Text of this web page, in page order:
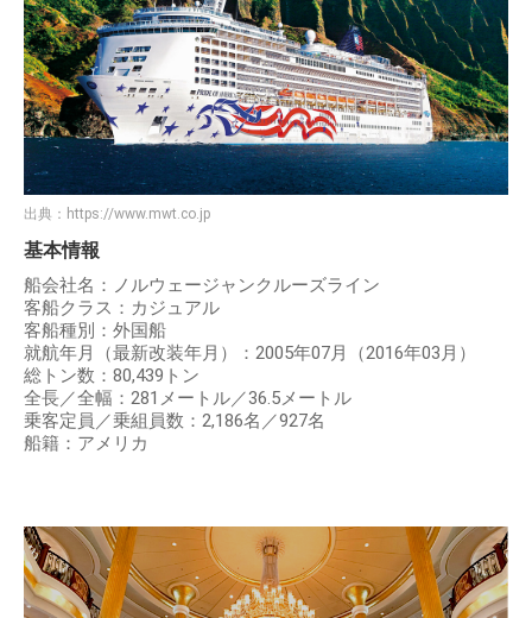
出典： https://www.mwt.co.jp
基本情報
船会社名：ノルウェージャンクルーズライン
客船クラス：カジュアル
客船種別：外国船
就航年月（最新改装年月）：2005年07月（2016年03月）
総トン数：80,439トン
全長／全幅：281メートル／36.5メートル
乗客定員／乗組員数：2,186名／927名
船籍：アメリカ